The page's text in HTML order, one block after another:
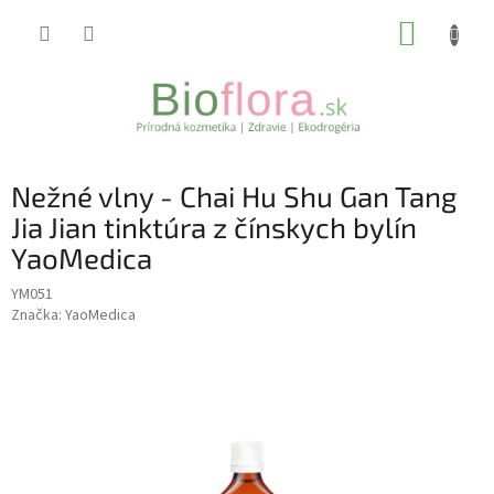
Nežné vlny - Chai Hu Shu Gan Tang
Jia Jian tinktúra z čínskych bylín
YaoMedica
YM051
Značka: YaoMedica